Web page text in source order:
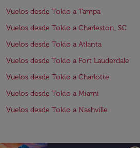
Vuelos desde Tokio a Tampa
Vuelos desde Tokio a Charleston, SC
Vuelos desde Tokio a Atlanta
Vuelos desde Tokio a Fort Lauderdale
Vuelos desde Tokio a Charlotte
Vuelos desde Tokio a Miami
Vuelos desde Tokio a Nashville